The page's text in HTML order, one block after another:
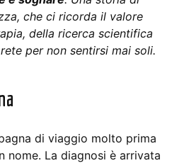
che ci ricorda il valore
della ricerca scientifica
per non sentirsi mai soli.
di viaggio molto prima
nome. La diagnosi è arrivata